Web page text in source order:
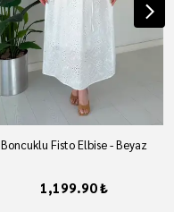
Boncuklu Fisto Elbise - Beyaz
1,199.90 ₺